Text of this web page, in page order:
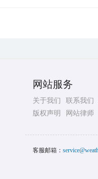
网站服务
关于我们 联系我们
版权声明
网站律师
客服邮箱：